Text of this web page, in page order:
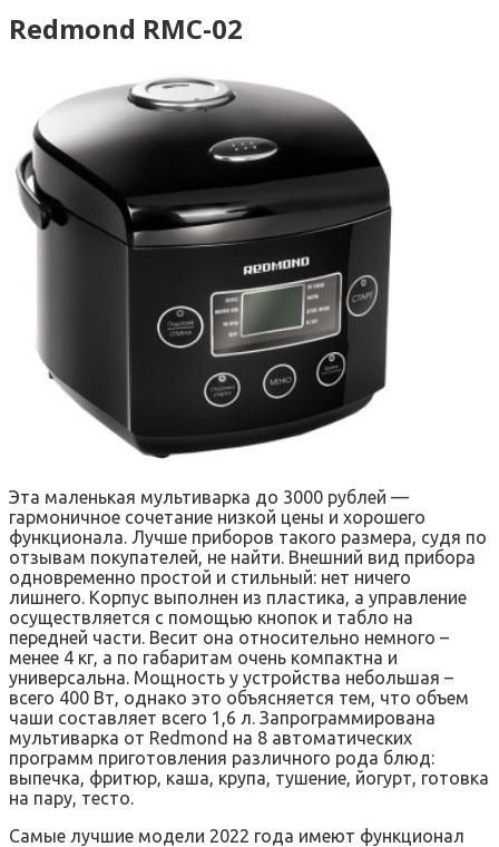
Redmond RMC-02
Эта маленькая мультиварка до 3000 рублей —
гармоничное сочетание низкой цены и хорошего
функционала. Лучше приборов такого размера, судя по
отзывам покупателей, не найти. Внешний вид прибора
одновременно простой и стильный: нет ничего
лишнего. Корпус выполнен из пластика, а управление
осуществляется с помощью кнопок и табло на
передней части. Весит она относительно немного –
менее 4 кг, а по габаритам очень компактна и
универсальна. Мощность у устройства небольшая –
всего 400 Вт, однако это объясняется тем, что объем
чаши составляет всего 1,6 л. Запрограммирована
мультиварка от Redmond на 8 автоматических
программ приготовления различного рода блюд:
выпечка, фритюр, каша, крупа, тушение, йогурт, готовка
на пару, тесто.
Самые лучшие модели 2022 года имеют функционал